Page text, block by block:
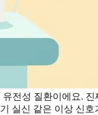
전성 질환이에요. 진
실신 같은 이상 신